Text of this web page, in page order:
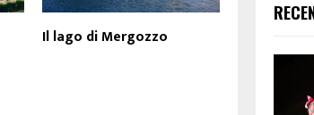
Il lago di Mergozzo